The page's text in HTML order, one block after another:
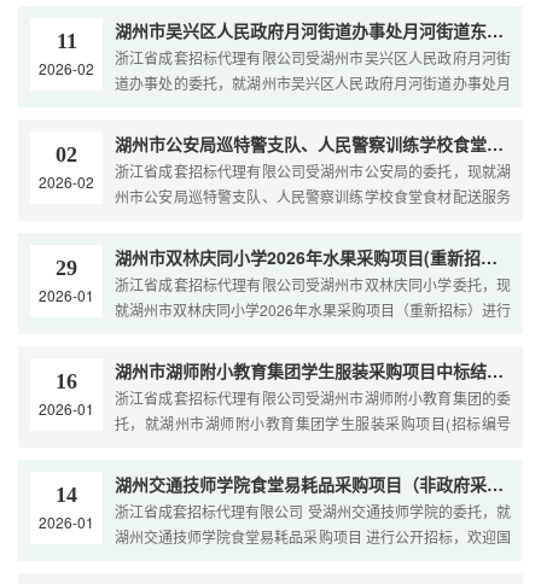
11
2026-02
湖州市吴兴区人民政府月河街道办事处月河街道东湖家园社区幸福邻里中心社会化运营服务采购项目（非政府采购）竞争性磋商公告
浙江省成套招标代理有限公司受湖州市吴兴区人民政府月河街
道办事处的委托，就湖州市吴兴区人民政府月河街道办事处月
02
2026-02
湖州市公安局巡特警支队、人民警察训练学校食堂食材配送服务项目（非政府采购）磋商公告
浙江省成套招标代理有限公司受湖州市公安局的委托，现就湖
州市公安局巡特警支队、人民警察训练学校食堂食材配送服务
29
2026-01
湖州市双林庆同小学2026年水果采购项目(重新招标）（非政府采购）招标公告
浙江省成套招标代理有限公司受湖州市双林庆同小学委托，现
就湖州市双林庆同小学2026年水果采购项目（重新招标）进行
16
2026-01
湖州市湖师附小教育集团学生服装采购项目中标结果公告
浙江省成套招标代理有限公司受湖州市湖师附小教育集团的委
托，就湖州市湖师附小教育集团学生服装采购项目(招标编号
14
2026-01
湖州交通技师学院食堂易耗品采购项目（非政府采购）招标公告
浙江省成套招标代理有限公司 受湖州交通技师学院的委托，就
湖州交通技师学院食堂易耗品采购项目 进行公开招标，欢迎国